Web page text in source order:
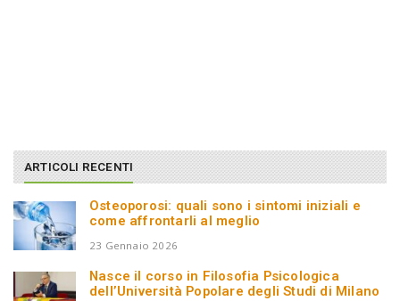
ARTICOLI RECENTI
Osteoporosi: quali sono i sintomi iniziali e
come affrontarli al meglio
23 Gennaio 2026
Nasce il corso in Filosofia Psicologica
dell’Università Popolare degli Studi di Milano